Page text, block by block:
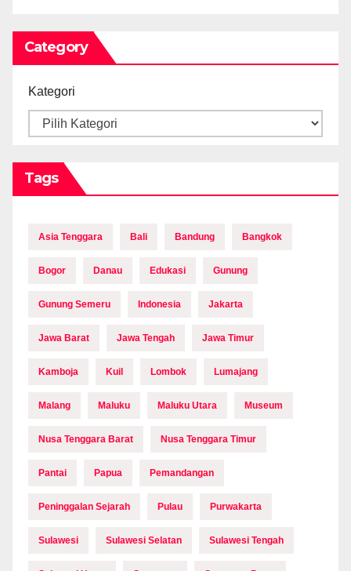
Category
Kategori
Tags
Asia Tenggara Bali Bandung Bangkok
Bogor Danau Edukasi Gunung
Gunung Semeru Indonesia Jakarta
Jawa Barat Jawa Tengah Jawa Timur
Kamboja Kuil Lombok Lumajang
Malang Maluku Maluku Utara Museum
Nusa Tenggara Barat Nusa Tenggara Timur
Pantai Papua Pemandangan
Peninggalan Sejarah Pulau Purwakarta
Sulawesi Sulawesi Selatan Sulawesi Tengah